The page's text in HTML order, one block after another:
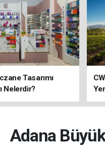
Tasarımı
Nelerdir?
Adana